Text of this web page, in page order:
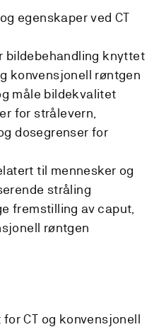
egenskaper ved CT
bildebehandling knyttet
konvensjonell røntgen
måle bildekvalitet
for strålevern,
dosegrenser for
til mennesker og
stråling
fremstilling av caput,
røntgen
CT og konvensjonell